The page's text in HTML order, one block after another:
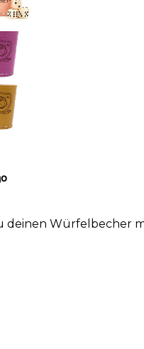
deinen Würfelbecher